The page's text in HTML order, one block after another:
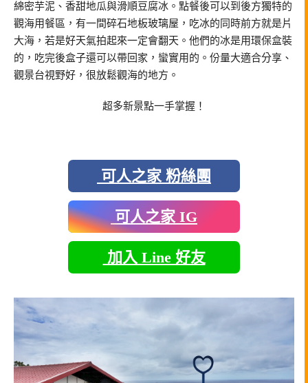
綿密芋泥、香甜地瓜與滑順豆腐冰。點餐後可以到後方獨特的
觀海用餐區，有一間碎石地板玻璃屋，吃冰的同時前方就是片
大海，若是好天氣拍起來一定會翻天。他們的冰是用環保盒裝
的，吃完後盒子還可以帶回家，蠻實用的。份量大適合分享、
觀景台視野好，很放鬆觀海的地方。
超多新景點一手掌握！
可人之家 粉絲團
可人之家 IG
加入 Line 好友